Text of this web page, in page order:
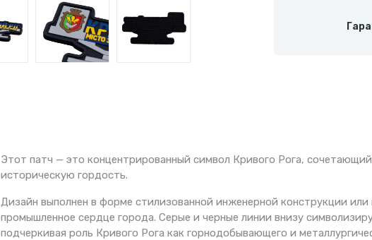
Этот патч — это концентрированный символ Кривого Рога,
историческую гордость.
Дизайн выполнен в форме стилизованной инженерной конструкции
промышленное сердце города. Серые и черные линии внизу
подчеркивая роль Кривого Рога как горнодобывающего и